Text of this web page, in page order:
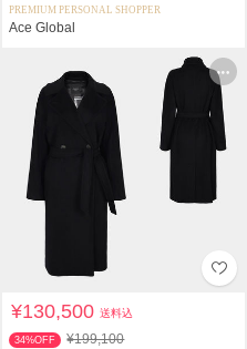
PREMIUM PERSONAL SHOPPER
Ace Global
¥130,500送料込
34%OFF ¥199,100